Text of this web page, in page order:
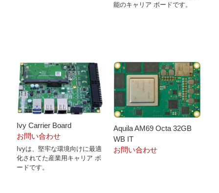
能のキャリア ボードです。
Ivy Carrier Board
お問い合わせ
Ivyは、堅牢な環境向けに最適
化されてた産業用キャリア ボ
ードです。
Aquila AM69 Octa 32GB
WB IT
お問い合わせ